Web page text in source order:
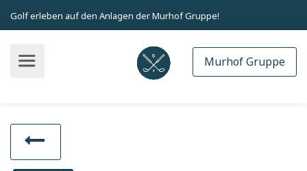
Golf erleben auf den Anlagen der Murhof Gruppe!
Murhof Gruppe